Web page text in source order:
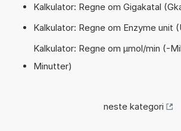
Kalkulator: Regne om Gigakatal
Kalkulator: Regne om Enzyme unit
Kalkulator: Regne om µmol/min (-
Minutter)
neste kategori